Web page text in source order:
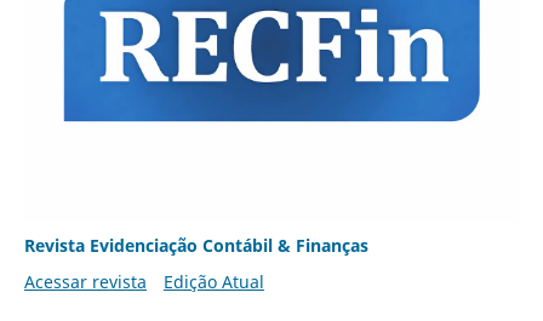
Revista Evidenciação Contábil & Finanças
Acessar revista
Edição Atual